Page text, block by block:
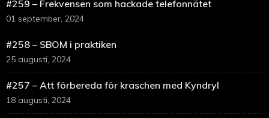
#259 – Frekvensen som hackade telefonnätet
01 september, 2024
#258 – SBOM i praktiken
25 augusti, 2024
#257 – Att förbereda för kraschen med Kyndryl
18 augusti, 2024